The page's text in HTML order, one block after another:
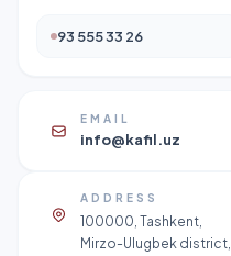
93 555 33 26
EMAIL
info@kafil.uz
ADDRESS
100000, Tashkent,
Mirzo-Ulugbek district,